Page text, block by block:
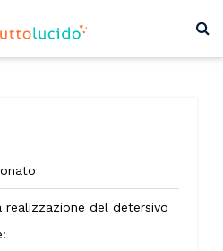
del detersivo